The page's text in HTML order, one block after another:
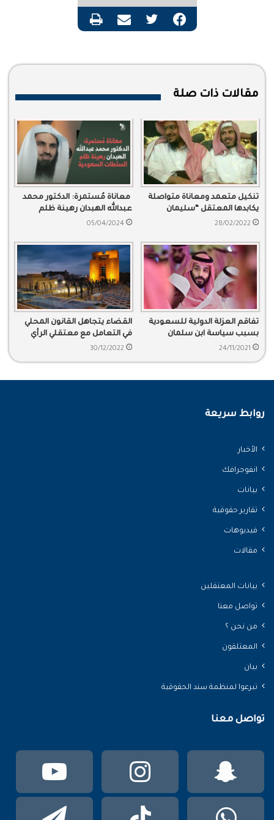
فيسبوك تويتر مشاركة عبر البريد طباعة
مقالات ذات صلة
تنكيل متعمد ومعاناة متواصلة
يكابدها المعتقل “سليمان
العلوان”
28/02/2022
معاناة مُستمرة: الدكتور محمد
عبدالله الهبدان رهينة ظلم
السلطات السعودية
05/04/2024
تفاقم العزلة الدولية للسعودية
بسبب سياسة ابن سلمان
24/11/2021
القضاء يتجاهل القانون المحلي
في التعامل مع معتقلي الرأي
30/12/2022
روابط سريعة
الأخبار
انفوجرافك
بيانات
تقارير حقوقية
فيديوهات
مقالات
بيانات المعتقلين
تواصل معنا
من نحن ؟
المعتلقون
بيان
تبرعوا لمنظمة سند الحقوقية
تواصل معنا
انستقرام
سناب